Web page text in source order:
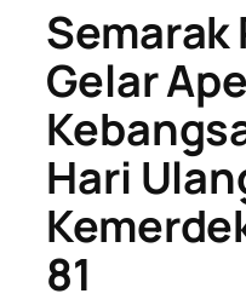
Semarak
Gelar
Hari
81